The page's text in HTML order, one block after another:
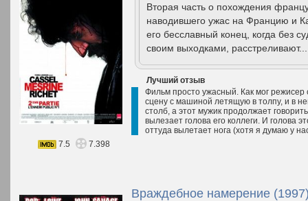
Вторая часть о похождения
наводившего ужас на Францию и
его бесславный конец, когда без
своим выходками,
Лучший отзыв
Фильм просто ужасный. Как мог
сцену с машиной летящую в толпу, и в
столб, а этот мужик продолжает
вылезает голова его коллеги. И голова
оттуда вылетает нога (хотя я думаю у
7.5
7.398
Враждебное намерение